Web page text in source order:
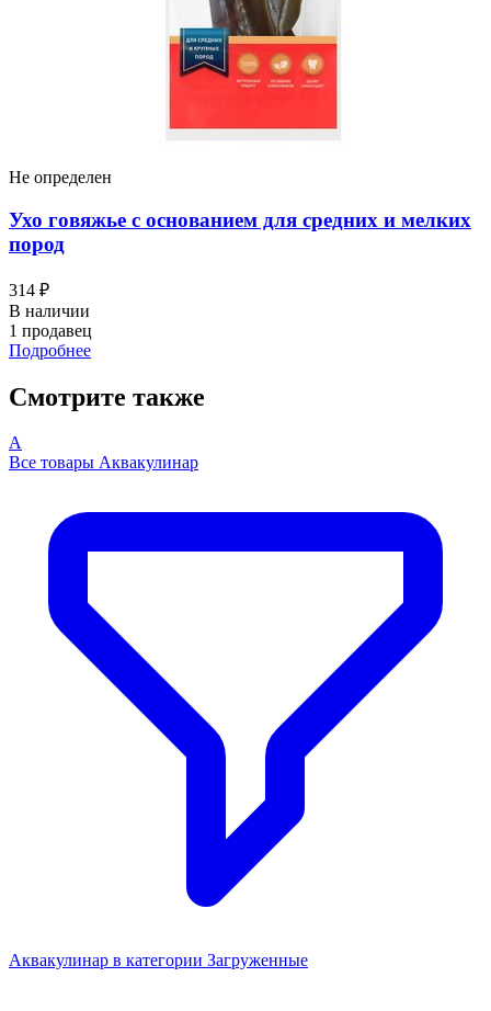
Не определен
Ухо говяжье с основанием для средних и мелких
пород
314 ₽
В наличии
1 продавец
Подробнее
Смотрите также
А
Все товары Аквакулинар
Аквакулинар в категории Загруженные